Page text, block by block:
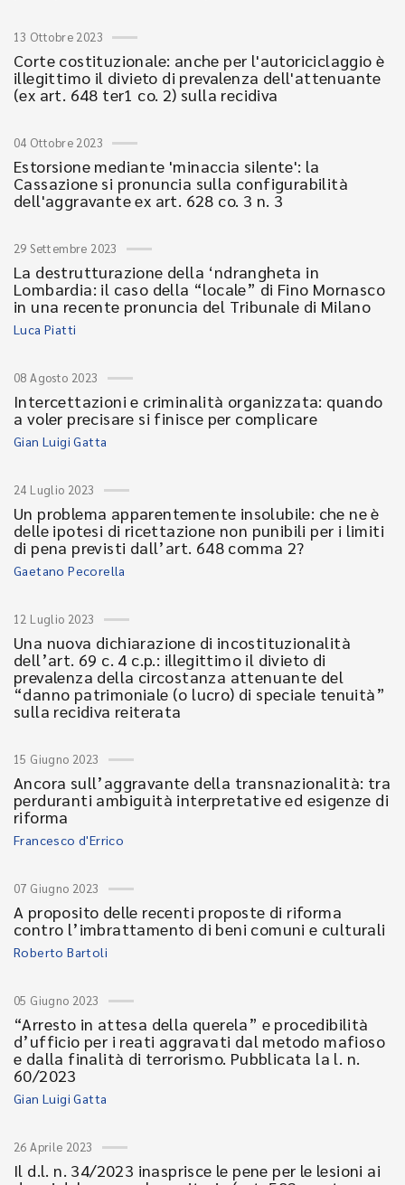
13 Ottobre 2023
Corte costituzionale: anche per l'autoriciclaggio è
illegittimo il divieto di prevalenza dell'attenuante
(ex art. 648 ter1 co. 2) sulla recidiva
04 Ottobre 2023
Estorsione mediante 'minaccia silente': la
Cassazione si pronuncia sulla configurabilità
dell'aggravante ex art. 628 co. 3 n. 3
29 Settembre 2023
La destrutturazione della ‘ndrangheta in
Lombardia: il caso della “locale” di Fino Mornasco
in una recente pronuncia del Tribunale di Milano
Luca Piatti
08 Agosto 2023
Intercettazioni e criminalità organizzata: quando
a voler precisare si finisce per complicare
Gian Luigi Gatta
24 Luglio 2023
Un problema apparentemente insolubile: che ne è
delle ipotesi di ricettazione non punibili per i limiti
di pena previsti dall’art. 648 comma 2?
Gaetano Pecorella
12 Luglio 2023
Una nuova dichiarazione di incostituzionalità
dell’art. 69 c. 4 c.p.: illegittimo il divieto di
prevalenza della circostanza attenuante del
“danno patrimoniale (o lucro) di speciale tenuità”
sulla recidiva reiterata
15 Giugno 2023
Ancora sull’aggravante della transnazionalità: tra
perduranti ambiguità interpretative ed esigenze di
riforma
Francesco d'Errico
07 Giugno 2023
A proposito delle recenti proposte di riforma
contro l’imbrattamento di beni comuni e culturali
Roberto Bartoli
05 Giugno 2023
“Arresto in attesa della querela” e procedibilità
d’ufficio per i reati aggravati dal metodo mafioso
e dalla finalità di terrorismo. Pubblicata la l. n.
60/2023
Gian Luigi Gatta
26 Aprile 2023
Il d.l. n. 34/2023 inasprisce le pene per le lesioni ai